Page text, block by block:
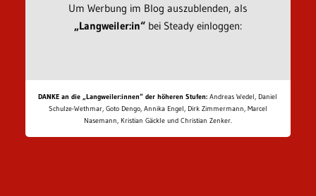
Um Werbung im Blog auszublenden, als
„Langweiler:in“bei Steady einloggen:
DANKE an die „Langweiler:innen“ der höheren Stufen: Andreas Wedel, Daniel
Schulze-Wethmar, Goto Dengo, Annika Engel, Dirk Zimmermann, Marcel
Nasemann, Kristian Gäckle und Christian Zenker.